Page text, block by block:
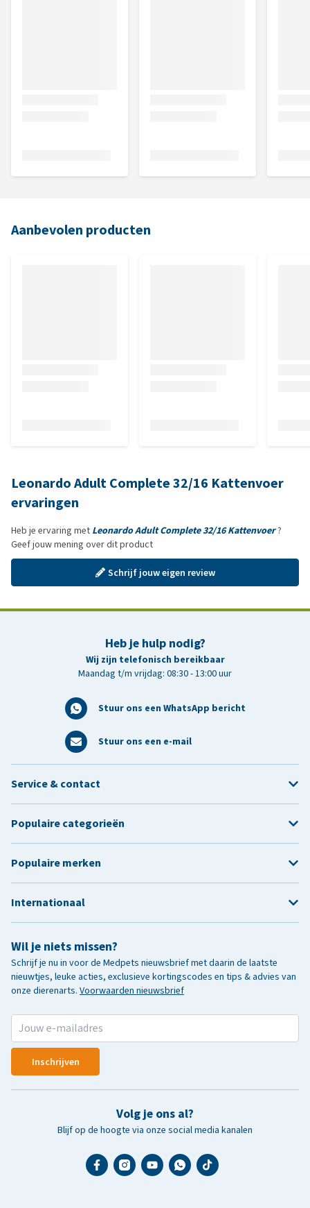
Aanbevolen producten
Leonardo Adult Complete 32/16 Kattenvoer
ervaringen
Heb je ervaring met Leonardo Adult Complete 32/16 Kattenvoer?
Geef jouw mening over dit product
Schrijf jouw eigen review
Heb je hulp nodig?
Wij zijn telefonisch bereikbaar
Maandag t/m vrijdag: 08:30 - 13:00 uur
Stuur ons een WhatsApp bericht
Stuur ons een e-mail
Wil je niets missen?
Schrijf je nu in voor de Medpets nieuwsbrief met daarin de laatste
nieuwtjes, leuke acties, exclusieve kortingscodes en tips & advies van
onze dierenarts. Voorwaarden nieuwsbrief
Inschrijven
Volg je ons al?
Blijf op de hoogte via onze social media kanalen
Service & contact
Populaire categorieën
Populaire merken
Internationaal